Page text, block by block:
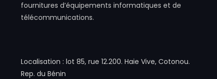
fournitures d’équipements informatiques et de
télécommunications.
Localisation : lot 85, rue 12.200. Haie Vive, Cotonou.
Rep. du Bénin